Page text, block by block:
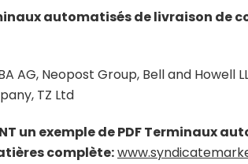
automatisés de livraison de
AG, Neopost Group, Bell and Howell
TZ Ltd
un exemple de PDF Terminaux
complète: